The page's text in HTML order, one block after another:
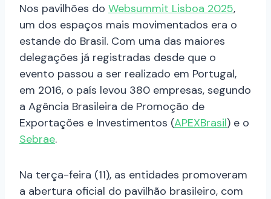
Nos pavilhões do Websummit Lisboa 2025,
um dos espaços mais movimentados era o
estande do Brasil. Com uma das maiores
delegações já registradas desde que o
evento passou a ser realizado em Portugal,
em 2016, o país levou 380 empresas, segundo
a Agência Brasileira de Promoção de
Exportações e Investimentos (APEXBrasil) e o
Sebrae.
Na terça-feira (11), as entidades promoveram
a abertura oficial do pavilhão brasileiro, com